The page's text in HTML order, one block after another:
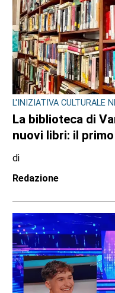
L'INIZIATIVA CULTURALE
La biblioteca di
nuovi libri: il
di
Redazione